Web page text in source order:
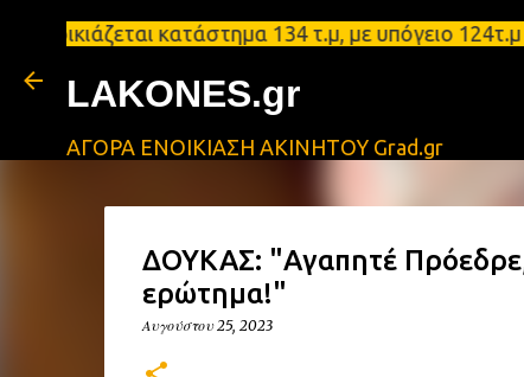
κατάστημα 134 τ.μ, με υπόγειο
LAKONES.gr
ΑΓΟΡΑ ΕΝΟΙΚΙΑΣΗ ΑΚΙΝΗΤΟΥ Grad.gr
ΔΟΥΚΑΣ: "Αγαπητέ
ερώτημα!"
Αυγούστου 25, 2023